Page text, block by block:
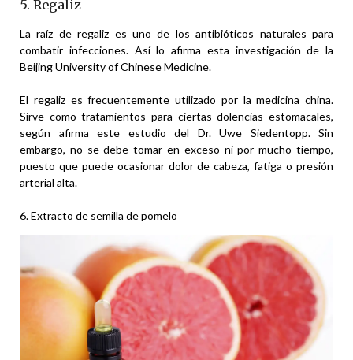
5. Regaliz
La raíz de regaliz es uno de los antibióticos naturales para
combatir infecciones. Así lo afirma esta investigación de la
Beijing University of Chinese Medicine.
El regaliz es frecuentemente utilizado por la medicina china.
Sirve como tratamientos para ciertas dolencias estomacales,
según afirma este estudio del Dr. Uwe Siedentopp. Sin
embargo, no se debe tomar en exceso ni por mucho tiempo,
puesto que puede ocasionar dolor de cabeza, fatiga o presión
arterial alta.
6. Extracto de semilla de pomelo